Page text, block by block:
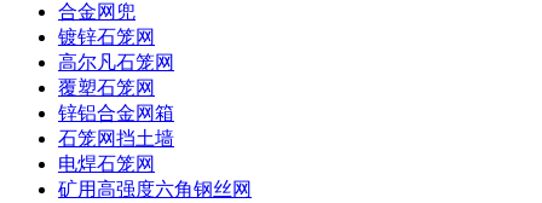
合金网兜
镀锌石笼网
高尔凡石笼网
覆塑石笼网
锌铝合金网箱
石笼网挡土墙
电焊石笼网
矿用高强度六角钢丝网